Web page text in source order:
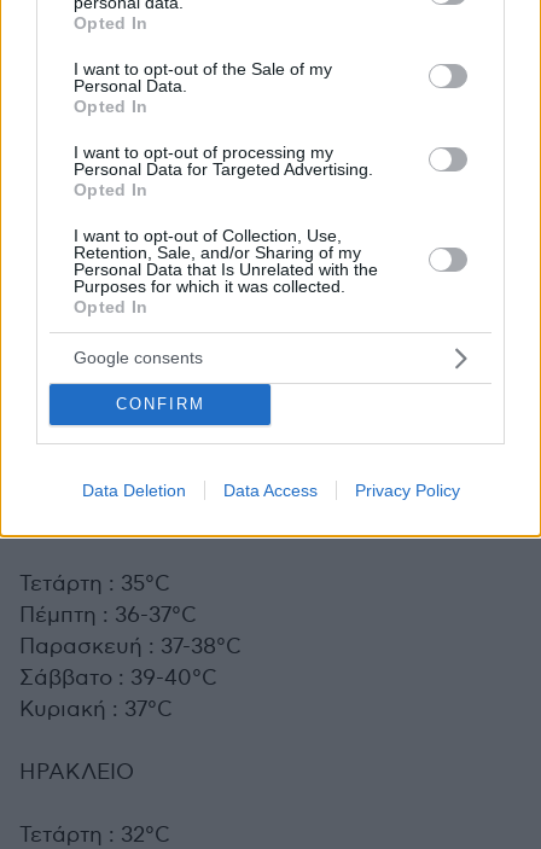
grant or deny consent to Google and its third-party tags to
use your data for below specified purposes in below Google
consent section.
Opted In
I want to opt-out of the Sale of my
Personal Data.
Opted In
I want to opt-out of processing my
Personal Data for Targeted Advertising.
Opted In
I want to opt-out of Collection, Use,
Retention, Sale, and/or Sharing of my
Personal Data that Is Unrelated with the
Purposes for which it was collected.
Opted In
Google consents
CONFIRM
Data Deletion Data Access Privacy Policy
ΑΘΗΝΑ:
Τετάρτη : 38°C
Πέμπτη : 39-40°C
Παρασκευή : 40-41°C
Σάββατο : 37-38°C
Κυριακή : 34°C
ΘΕΣΣΑΛΟΝΙΚΗ
Τετάρτη : 37-38°C
Πέμπτη : 38°C
Παρασκευή : 38-39°C
Σάββατο : 35-36°C
Τετάρτη : 35°C
Πέμπτη : 36-37°C
Παρασκευή : 37-38°C
Σάββατο : 39-40°C
Κυριακή : 37°C
ΗΡΑΚΛΕΙΟ
Τετάρτη : 32°C